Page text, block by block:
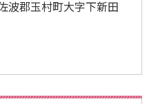
郡玉村町大字下新田